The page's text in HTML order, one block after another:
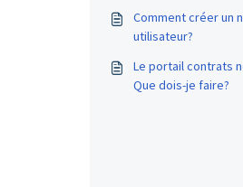
Comment créer un
utilisateur?
Le portail contrats
Que dois-je faire?